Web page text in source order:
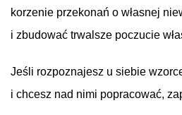
korzenie przekonań o własnej
i zbudować trwalsze poczucie
Jeśli rozpoznajesz u siebie
i chcesz nad nimi popracować,